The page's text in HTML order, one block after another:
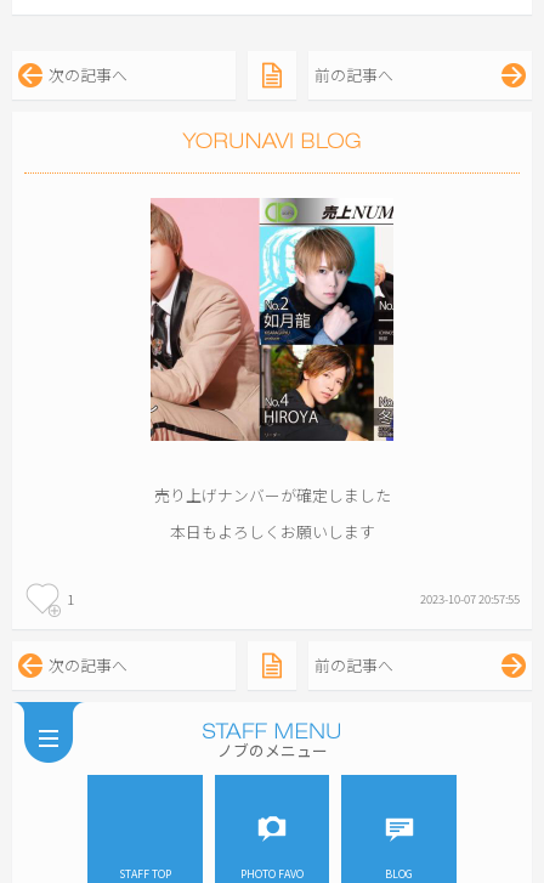
次の記事へ 前の記事へ
売り上げナンバーが確定しました
本日もよろしくお願いします
1 2023-10-07 20:57:55
次の記事へ 前の記事へ
ノブのメニュー
STAFF TOP PHOTO FAVO BLOG